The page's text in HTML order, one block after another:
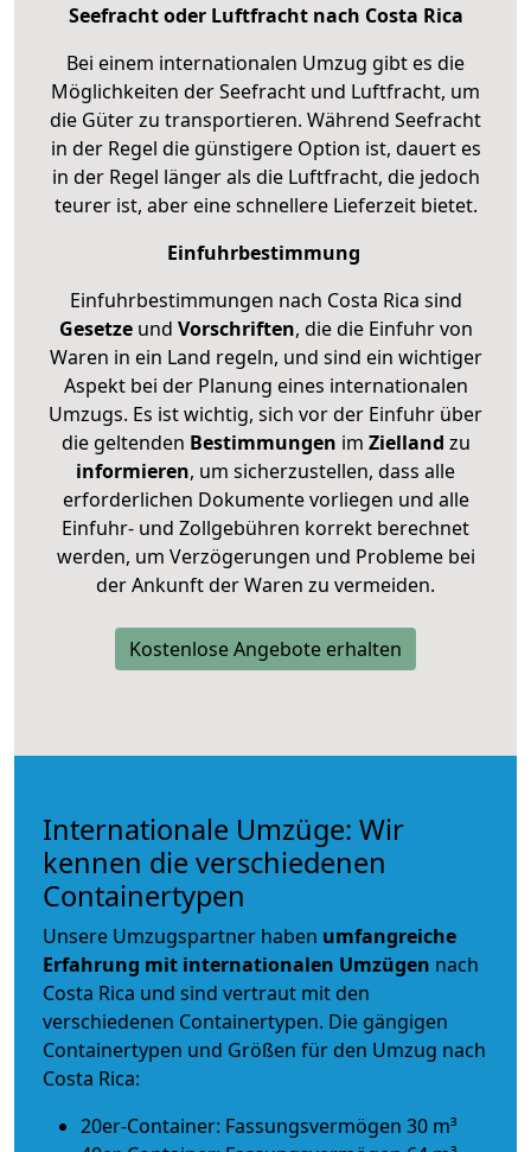
Seefracht oder Luftfracht nach Costa Rica
Bei einem internationalen Umzug gibt es die
Möglichkeiten der Seefracht und Luftfracht, um
die Güter zu transportieren. Während Seefracht
in der Regel die günstigere Option ist, dauert es
in der Regel länger als die Luftfracht, die jedoch
teurer ist, aber eine schnellere Lieferzeit bietet.
Einfuhrbestimmung
Einfuhrbestimmungen nach Costa Rica sind
Gesetzeund Vorschriften, die die Einfuhr von
Waren in ein Land regeln, und sind ein wichtiger
Aspekt bei der Planung eines internationalen
Umzugs. Es ist wichtig, sich vor der Einfuhr über
die geltenden Bestimmungen im Zielland zu
informieren, um sicherzustellen, dass alle
erforderlichen Dokumente vorliegen und alle
Einfuhr- und Zollgebühren korrekt berechnet
werden, um Verzögerungen und Probleme bei
der Ankunft der Waren zu vermeiden.
Kostenlose Angebote erhalten
Internationale Umzüge: Wir
kennen die verschiedenen
Containertypen
Unsere Umzugspartner haben umfangreiche
Erfahrung mit internationalen Umzügen nach
Costa Rica und sind vertraut mit den
verschiedenen Containertypen. Die gängigen
Containertypen und Größen für den Umzug nach
Costa Rica:
20er-Container: Fassungsvermögen 30 m³